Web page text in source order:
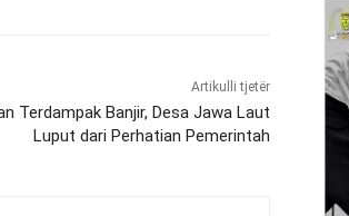
Artikulli tjetër
Terdampak Banjir, Desa Jawa Laut
Luput dari Perhatian Pemerintah